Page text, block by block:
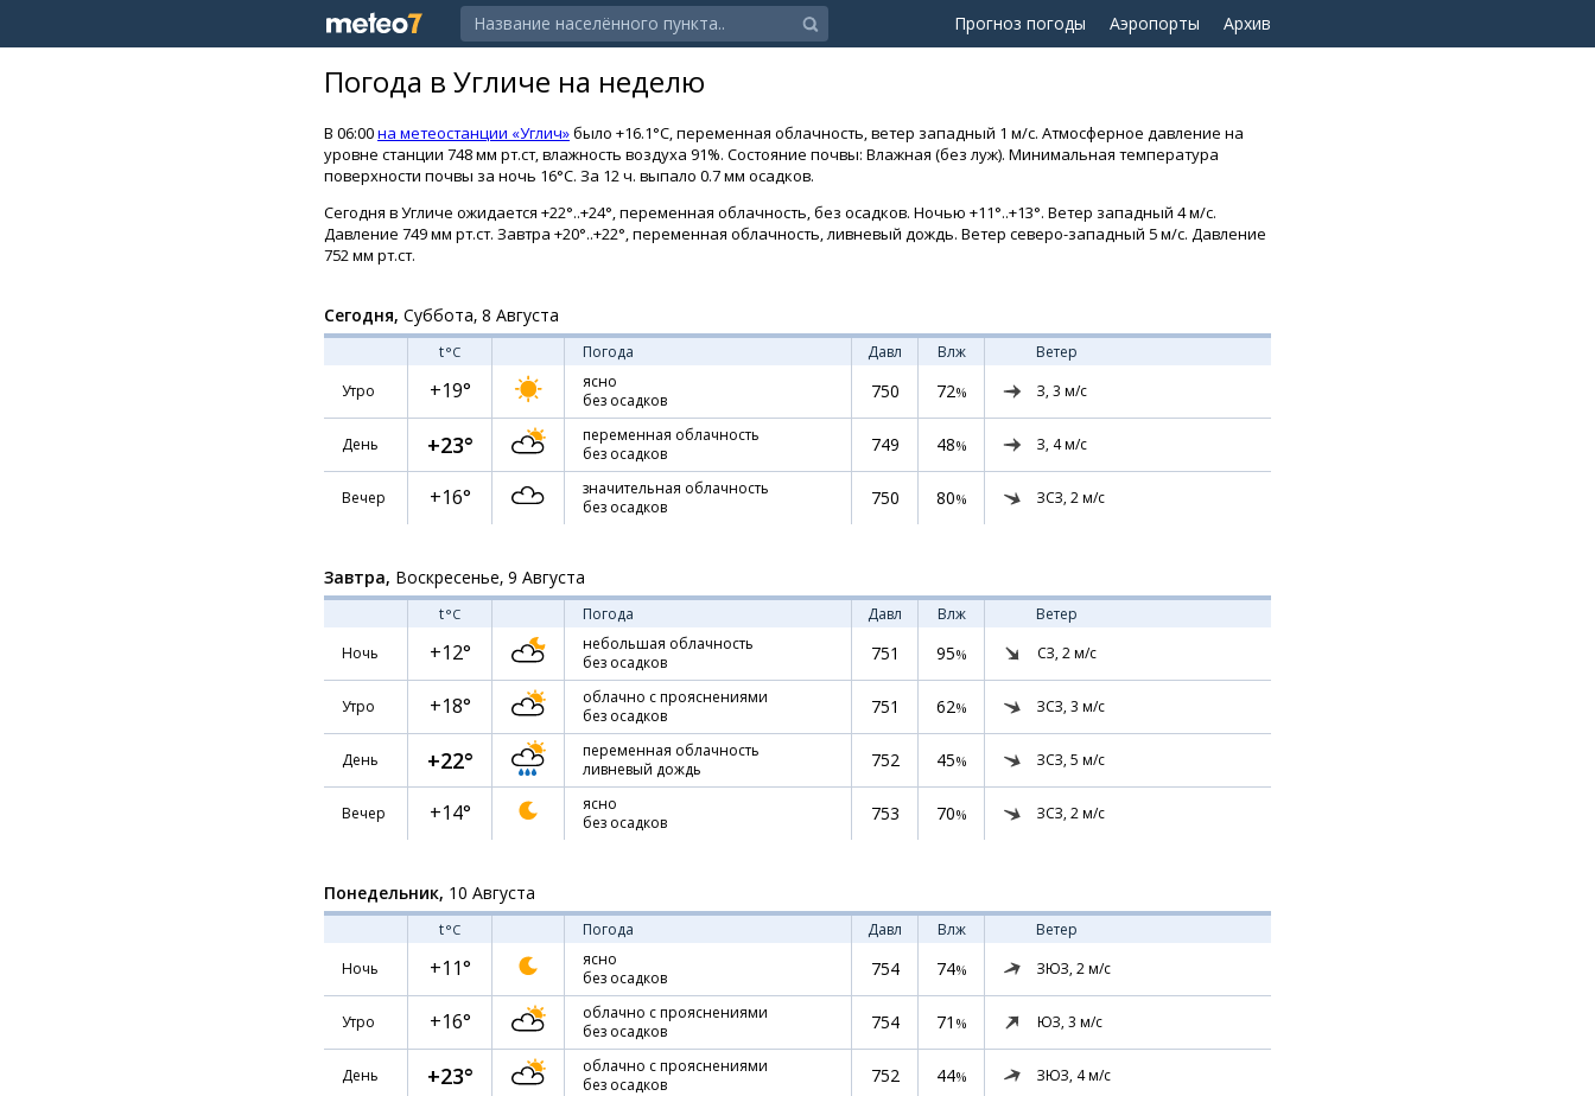
Прогноз погоды Аэропорты Архив
Погода в Угличе на неделю
В 06:00на метеостанции «Углич»было +16.1°C, переменная облачность, ветер западный 1 м/с. Атмосферное давление на
уровне станции 748 мм рт.ст, влажность воздуха 91%. Состояние почвы: Влажная (без луж). Минимальная температура
поверхности почвы за ночь 16°C. За 12 ч. выпало 0.7 мм осадков.
Сегодня в Угличе ожидается +22°..+24°, переменная облачность, без осадков. Ночью +11°..+13°. Ветер западный 4 м/с.
Давление 749 мм рт.ст. Завтра +20°..+22°, переменная облачность, ливневый дождь. Ветер северо-западный 5 м/с. Давление
752 мм рт.ст.
Сегодня, Суббота, 8 Августа
t°C Погода Давл Влж
Ветер
Утро
+19°
ясно
без осадков
750 72% З, 3 м/с
День +23°
переменная облачность
без осадков
749 48% З, 4м/с
Вечер +16°
значительная облачность
без осадков
750 80% ЗСЗ, 2м/с
Завтра, Воскресенье, 9 Августа
t°C Погода Давл Влж
Ветер
Ночь
+12°
небольшая облачность
без осадков
751 95% СЗ, 2м/с
Утро +18°
облачно с прояснениями
без осадков
751 62% ЗСЗ, 3 м/с
День +22°
переменная облачность
ливневый дождь
752 45% ЗСЗ, 5 м/с
Вечер +14°
ясно
без осадков
753 70% ЗСЗ, 2м/с
Понедельник, 10 Августа
t°C Погода Давл Влж
Ветер
Ночь
+11°
ясно
без осадков
754 74% ЗЮЗ, 2м/с
Утро +16°
облачно с прояснениями
без осадков
754 71 % ЮЗ, 3 м/с
День +23°
облачно с прояснениями
без осадков
752 44% ЗЮЗ, 4м/с